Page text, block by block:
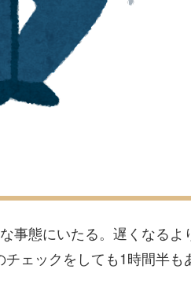
事態にいたる。遅くなるよ
ェックをしても1時間半も